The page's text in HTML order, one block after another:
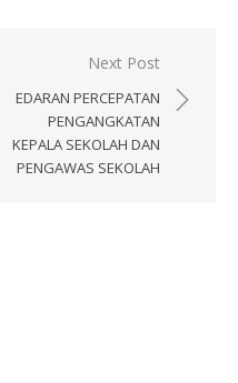
Next Post
EDARAN PERCEPATAN
PENGANGKATAN
KEPALA SEKOLAH DAN
PENGAWAS SEKOLAH